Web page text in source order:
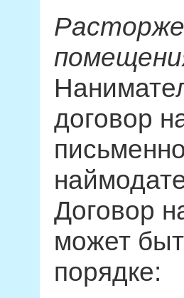
договор
Договор
может
порядке: